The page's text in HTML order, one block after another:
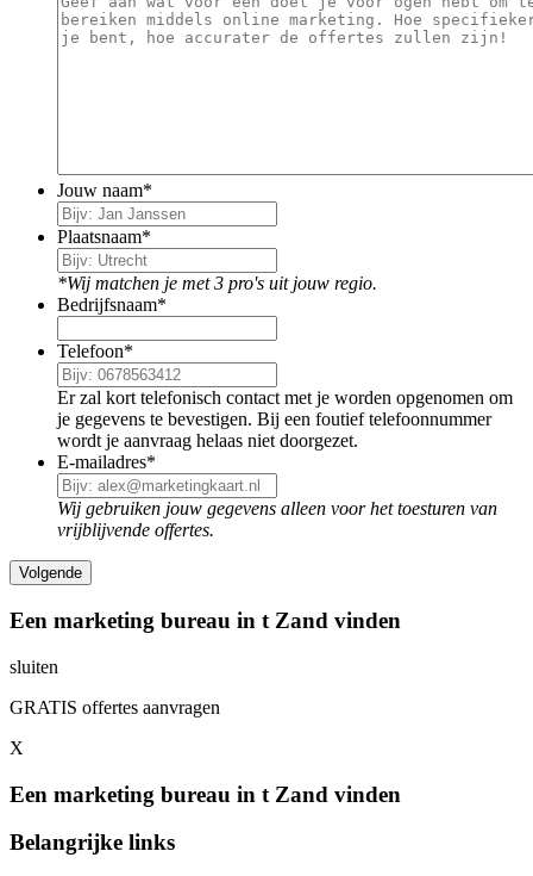
Jouw naam*
Plaatsnaam*
*Wij matchen je met 3 pro's uit jouw regio.
Bedrijfsnaam*
Telefoon*
Er zal kort telefonisch contact met je worden opgenomen om
je gegevens te bevestigen. Bij een foutief telefoonnummer
wordt je aanvraag helaas niet doorgezet.
E-mailadres*
Wij gebruiken jouw gegevens alleen voor het toesturen van
vrijblijvende offertes.
Een marketing bureau in t Zand vinden
sluiten
GRATIS offertes aanvragen
X
Een marketing bureau in t Zand vinden
Belangrijke links